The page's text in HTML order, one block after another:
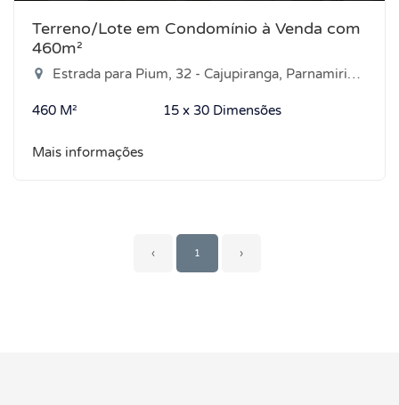
Terreno/Lote em Condomínio à Venda com
460m²
Estrada para Pium, 32 - Cajupiranga, Parnamirim-RN
460 M² 15 x 30 Dimensões
Mais informações
‹ 1 ›